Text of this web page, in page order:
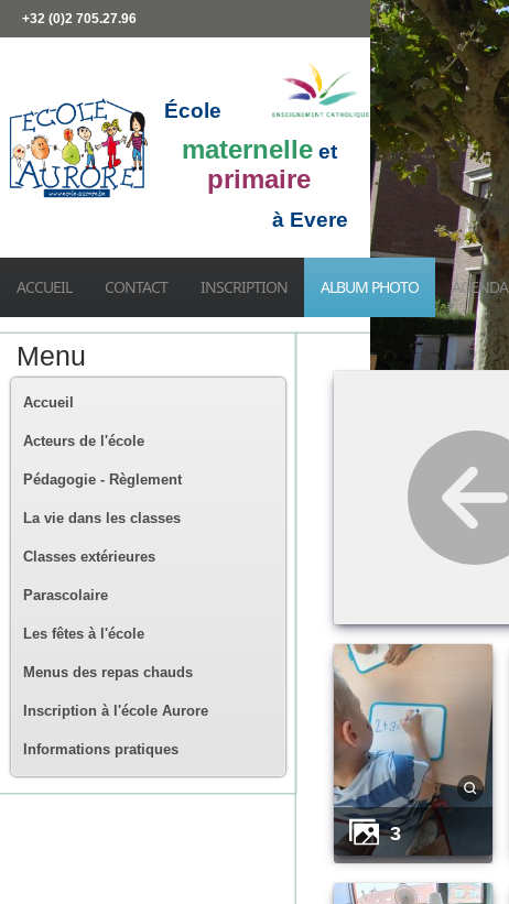
+32 (0)2 705.27.96
École
maternelle et
primaire
à Evere
ACCUEIL CONTACT INSCRIPTION ALBUM PHOTO AGENDA
Menu
Accueil
Acteurs de l'école
Pédagogie - Règlement
La vie dans les classes
Classes extérieures
Parascolaire
Les fêtes à l'école
Menus des repas chauds
Inscription à l'école Aurore
Informations pratiques
3